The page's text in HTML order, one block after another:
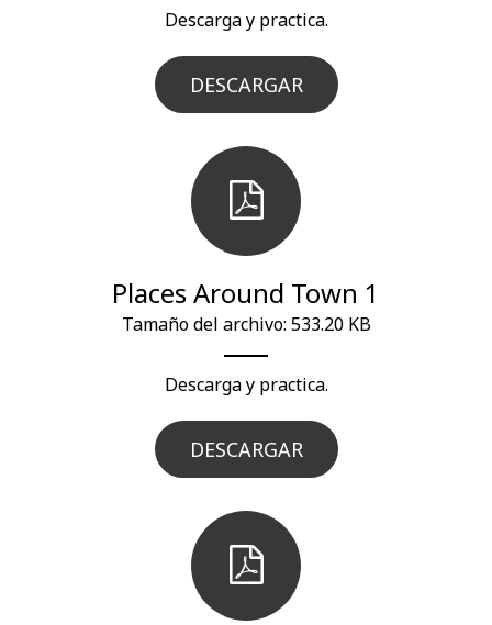
Descarga y practica.
DESCARGAR
Places Around Town 1
Tamaño del archivo: 533.20 KB
Descarga y practica.
DESCARGAR